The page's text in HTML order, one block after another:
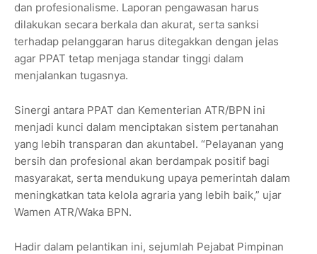
dan profesionalisme. Laporan pengawasan harus
dilakukan secara berkala dan akurat, serta sanksi
terhadap pelanggaran harus ditegakkan dengan jelas
agar PPAT tetap menjaga standar tinggi dalam
menjalankan tugasnya.
Sinergi antara PPAT dan Kementerian ATR/BPN ini
menjadi kunci dalam menciptakan sistem pertanahan
yang lebih transparan dan akuntabel. “Pelayanan yang
bersih dan profesional akan berdampak positif bagi
masyarakat, serta mendukung upaya pemerintah dalam
meningkatkan tata kelola agraria yang lebih baik,” ujar
Wamen ATR/Waka BPN.
Hadir dalam pelantikan ini, sejumlah Pejabat Pimpinan